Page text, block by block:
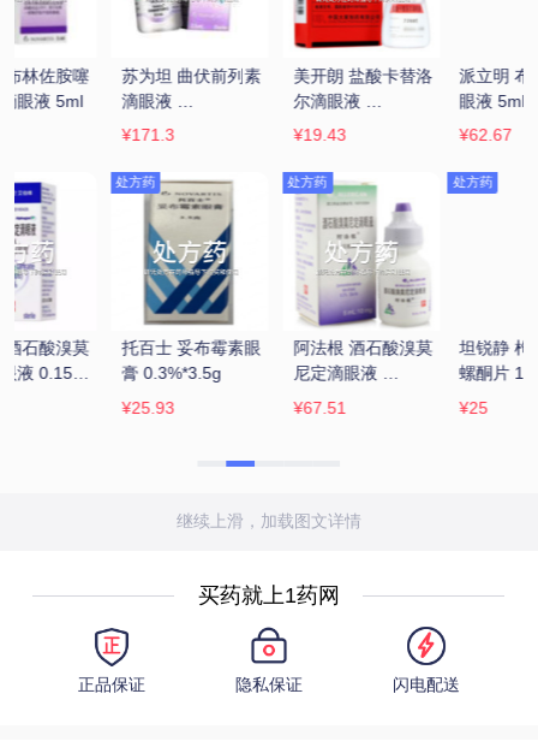
派立明 布林佐胺滴
眼液 5ml:50mg
派立明 布林佐胺滴
眼液 5ml:50mg
五景 马来酸噻吗洛
尔滴眼液 5ml
处方药
坦锐静 枸橼酸坦度
螺酮片 10mg*21片
同仁堂 清心明目上
清丸 6g*12袋
同仁堂 六味地黄丸
360粒/瓶(水蜜丸)
继续上滑，加载图文详情
买药就上1药网
正品保证 隐私保证 闪电配送